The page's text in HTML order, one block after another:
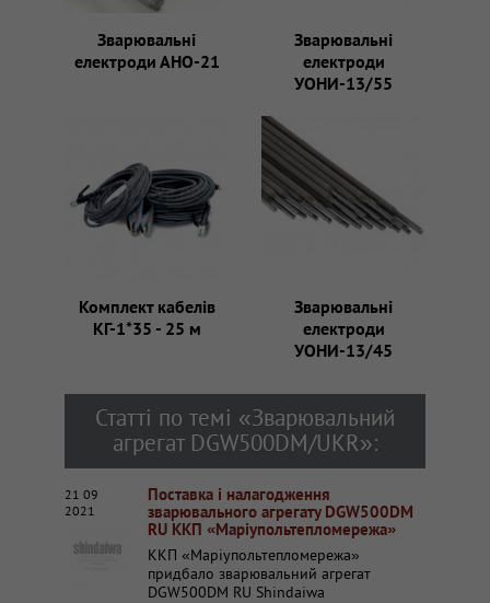
Зварювальні
електроди АНО-21
Зварювальні
електроди
УОНИ-13/55
Комплект кабелів
КГ-1*35 - 25 м
Зварювальні
електроди
УОНИ-13/45
Статті по темі «Зварювальний
агрегат DGW500DM/UKR»:
21 09
2021
Поставка і налагодження
зварювального агрегату DGW500DM
RU ККП «Маріупольтепломережа»
ККП «Маріупольтепломережа»
придбало зварювальний агрегат
DGW500DM RU Shindaiwa